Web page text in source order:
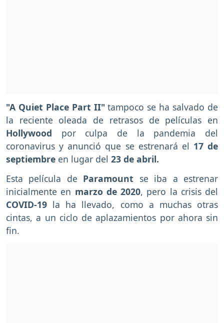
"A Quiet Place Part II" tampoco se ha salvado de
la reciente oleada de retrasos de películas en
Hollywood por culpa de la pandemia del
coronavirus y anunció que se estrenará el 17 de
septiembre en lugar del 23 de abril.
Esta película de Paramount se iba a estrenar
inicialmente en marzo de 2020, pero la crisis del
COVID-19 la ha llevado, como a muchas otras
cintas, a un ciclo de aplazamientos por ahora sin
fin.